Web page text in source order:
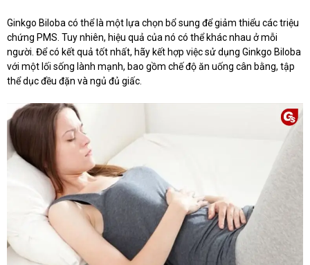
Ginkgo Biloba có thể là một lựa chọn bổ sung để giảm thiểu các triệu
chứng PMS. Tuy nhiên, hiệu quả của nó có thể khác nhau ở mỗi
người. Để có kết quả tốt nhất, hãy kết hợp việc sử dụng Ginkgo Biloba
với một lối sống lành mạnh, bao gồm chế độ ăn uống cân bằng, tập
thể dục đều đặn và ngủ đủ giấc.